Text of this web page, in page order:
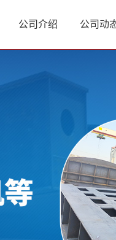
公司介绍 公司动